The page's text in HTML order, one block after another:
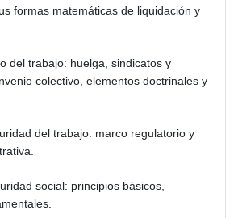
formas matemáticas de liquidación y
del trabajo: huelga, sindicatos y
colectivo, elementos doctrinales y
del trabajo: marco regulatorio y
social: principios básicos,